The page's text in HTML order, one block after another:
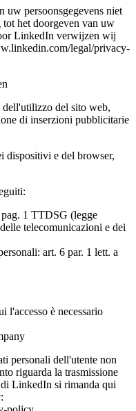
uw persoonsgegevens niet
het doorgeven van uw
LinkedIn verwijzen wij
legal/privacy-
del sito web,
di inserzioni pubblicitarie
dispositivi e del browser,
1 TTDSG (legge
telecomunicazioni e dei
art. 6 par. 1 lett. a
l'accesso è necessario
personali dell'utente non
riguarda la trasmissione
LinkedIn si rimanda qui